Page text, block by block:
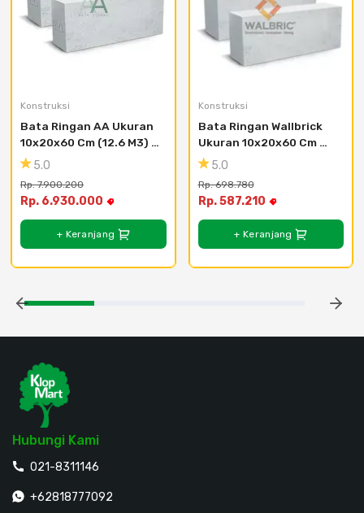
Konstruksi
Bata Ringan AA Ukuran
10x20x60 Cm (12.6 M3) -
Area Cikarang
5.0
Rp. 7.900.200
Rp. 6.930.000
+ Keranjang
Konstruksi
Bata Ringan Wallbrick
Ukuran 10x20x60 Cm
(14.4 M3) - Bogor ,
5.0
Rp. 698.780
Rp. 587.210
+ Keranjang
Hubungi Kami
021-8311146
+62818777092